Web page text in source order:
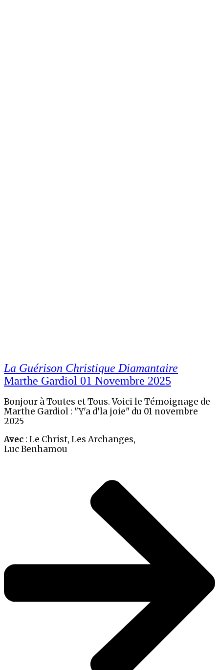
La Guérison Christique Diamantaire
Marthe Gardiol 01 Novembre 2025
Bonjour à Toutes et Tous. Voici le Témoignage de
Marthe Gardiol : "Y'a d'la joie" du 01 novembre
2025
Avec : Le Christ, Les Archanges,
Luc Benhamou